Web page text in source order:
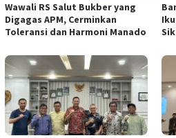
Wawali RS Salut Bukber yang
Digagas APM, Cerminkan
Toleransi dan Harmoni Manado